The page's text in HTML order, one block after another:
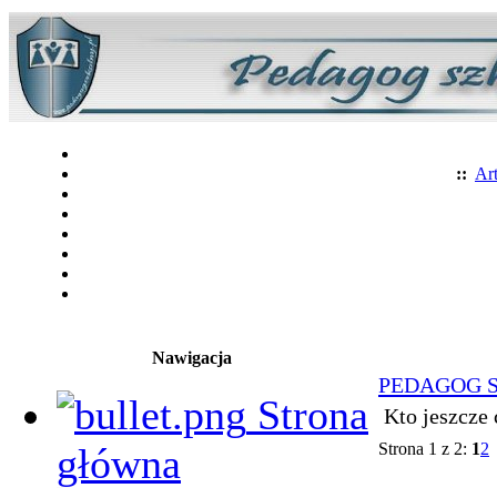
::
Nawigacja
Strona
główna
PEDAGOG
Kto jeszcze
Strona 1 z 2: 12